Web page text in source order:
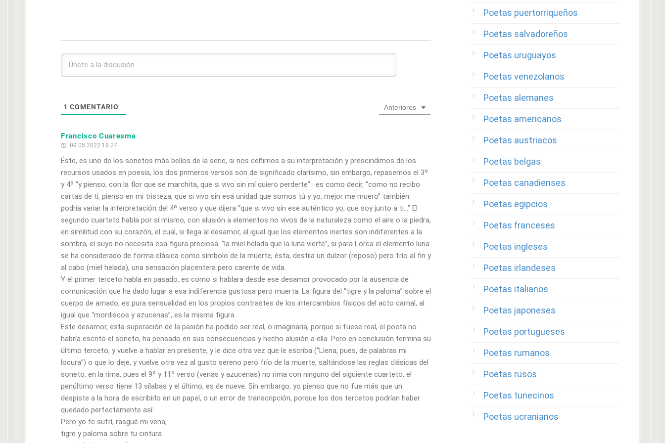
1 COMENTARIO Anteriores
Francisco Cuaresma
09.05.2022 18:27
Éste, es uno de los sonetos más bellos de la serie, si nos ceñimos a su interpretación y prescindimos de los
recursos usados en poesía, los dos primeros versos son de significado clarísimo, sin embargo, repasemos el 3º
y 4º “y pienso, con la flor que se marchita, que si vivo sin mí quiero perderte” : es como decir, “como no recibo
cartas de ti, pienso en mi tristeza, que si vivo sin esa unidad que somos tú y yo, mejor me muero” también
podría variar la interpretación del 4º verso y que dijera “que si vivo sin ese auténtico yo, que soy junto a ti…” El
segundo cuarteto habla por sí mismo, con alusión a elementos no vivos de la naturaleza como el aire o la piedra,
en similitud con su corazón, el cual, si llega al desamor, al igual que los elementos inertes son indiferentes a la
sombra, el suyo no necesita esa figura preciosa: “la miel helada que la luna vierte”, si para Lorca el elemento luna
se ha considerado de forma clásica como símbolo de la muerte, ésta, destila un dulzor (reposo) pero frío al fin y
al cabo (miel helada), una sensación placentera pero carente de vida.
Y el primer terceto habla en pasado, es como si hablara desde ese desamor provocado por la ausencia de
comunicación que ha dado lugar a esa indiferencia gustosa pero muerta. La figura del “tigre y la paloma” sobre el
cuerpo de amado, es pura sensualidad en los propios contrastes de los intercambios físicos del acto carnal, al
igual que “mordiscos y azucenas”, es la misma figura.
Este desamor, esta superación de la pasión ha podido ser real, o imaginaria, porque si fuese real, el poeta no
habría escrito el soneto, ha pensado en sus consecuencias y hecho alusión a ella. Pero en conclusión termina su
último terceto, y vuelve a hablar en presente, y le dice otra vez que le escriba (“Llena, pues, de palabras mi
locura”) o que lo deje, y vuelve otra vez al gusto sereno pero frío de la muerte, saltándose las reglas clásicas del
soneto, en la rima, pues el 9º y 11º verso (venas y azucenas) no rima con ninguno del siguiente cuarteto, el
penúltimo verso tiene 13 sílabas y el último, es de nueve. Sin embargo, yo pienso que no fue más que un
despiste a la hora de escribirlo en un papel, o un error de transcripción, porque los dos tercetos podrían haber
quedado perfectamente así:
Pero yo te sufrí, rasgué mi vena,
tigre y paloma sobre tu cintura
Poetas puertorriqueños
Poetas salvadoreños
Poetas uruguayos
Poetas venezolanos
Poetas alemanes
Poetas americanos
Poetas austriacos
Poetas belgas
Poetas canadienses
Poetas egipcios
Poetas franceses
Poetas ingleses
Poetas irlandeses
Poetas italianos
Poetas japoneses
Poetas portugueses
Poetas rumanos
Poetas rusos
Poetas tunecinos
Poetas ucranianos